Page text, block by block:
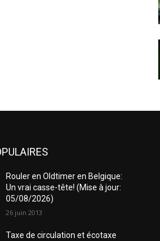
Rouler en Oldtimer en Belgique:
Un vrai casse-tête! (Mise à jour:
05/08/2026)
26 juin 2013
Taxe de circulation et écotaxe